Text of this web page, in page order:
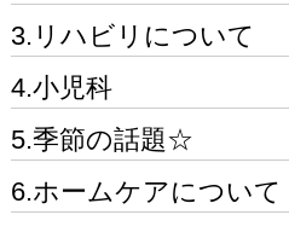
3.リハビリについて
4.小児科
5.季節の話題☆
6.ホームケアについて